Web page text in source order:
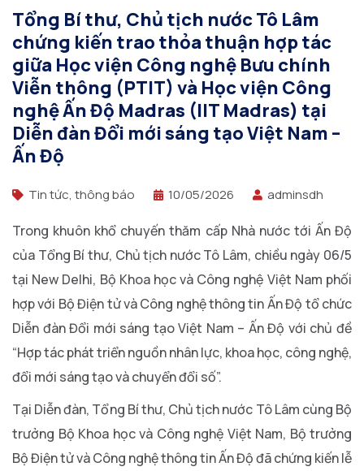
mới sáng tạo Việt Nam – Ấn Độ
Tổng Bí thư, Chủ tịch nước Tô Lâm
chứng kiến trao thỏa thuận hợp tác
giữa Học viện Công nghệ Bưu chính
Viễn thông (PTIT) và Học viện Công
nghệ Ấn Độ Madras (IIT Madras) tại
Diễn đàn Đổi mới sáng tạo Việt Nam –
Ấn Độ
Tin tức, thông báo 10/05/2026 adminsdh
Trong khuôn khổ chuyến thăm cấp Nhà nước tới Ấn Độ
của Tổng Bí thư, Chủ tịch nước Tô Lâm, chiều ngày 06/5
tại New Delhi, Bộ Khoa học và Công nghệ Việt Nam phối
hợp với Bộ Điện tử và Công nghệ thông tin Ấn Độ tổ chức
Diễn đàn Đổi mới sáng tạo Việt Nam – Ấn Độ với chủ đề
“Hợp tác phát triển nguồn nhân lực, khoa học, công nghệ,
đổi mới sáng tạo và chuyển đổi số”.
Tại Diễn đàn, Tổng Bí thư, Chủ tịch nước Tô Lâm cùng Bộ
trưởng Bộ Khoa học và Công nghệ Việt Nam, Bộ trưởng
Bộ Điện tử và Công nghệ thông tin Ấn Độ đã chứng kiến lễ